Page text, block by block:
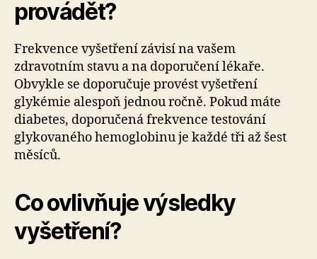
provádět?
Frekvence vyšetření závisí na vašem
zdravotním stavu a na doporučení lékaře.
Obvykle se doporučuje provést vyšetření
glykémie alespoň jednou ročně. Pokud máte
diabetes, doporučená frekvence testování
glykovaného hemoglobinu je každé tři až šest
měsíců.
Co ovlivňuje výsledky
vyšetření?